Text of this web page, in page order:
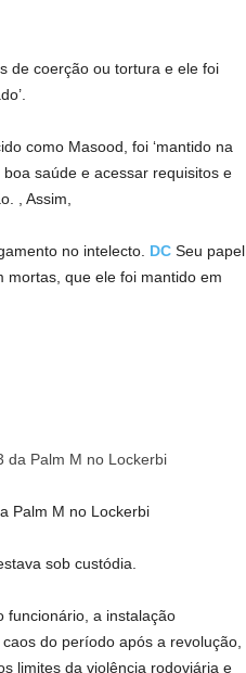
de coerção ou tortura e ele foi
como Masood, foi ‘mantido na
saúde e acessar requisitos e
, Assim,
no intelecto. DCSeu papel
mortas, que ele foi mantido em
Palm M no Lockerbi
sob custódia.
funcionário, a instalação
do período após a revolução,
limites da violência rodoviária e